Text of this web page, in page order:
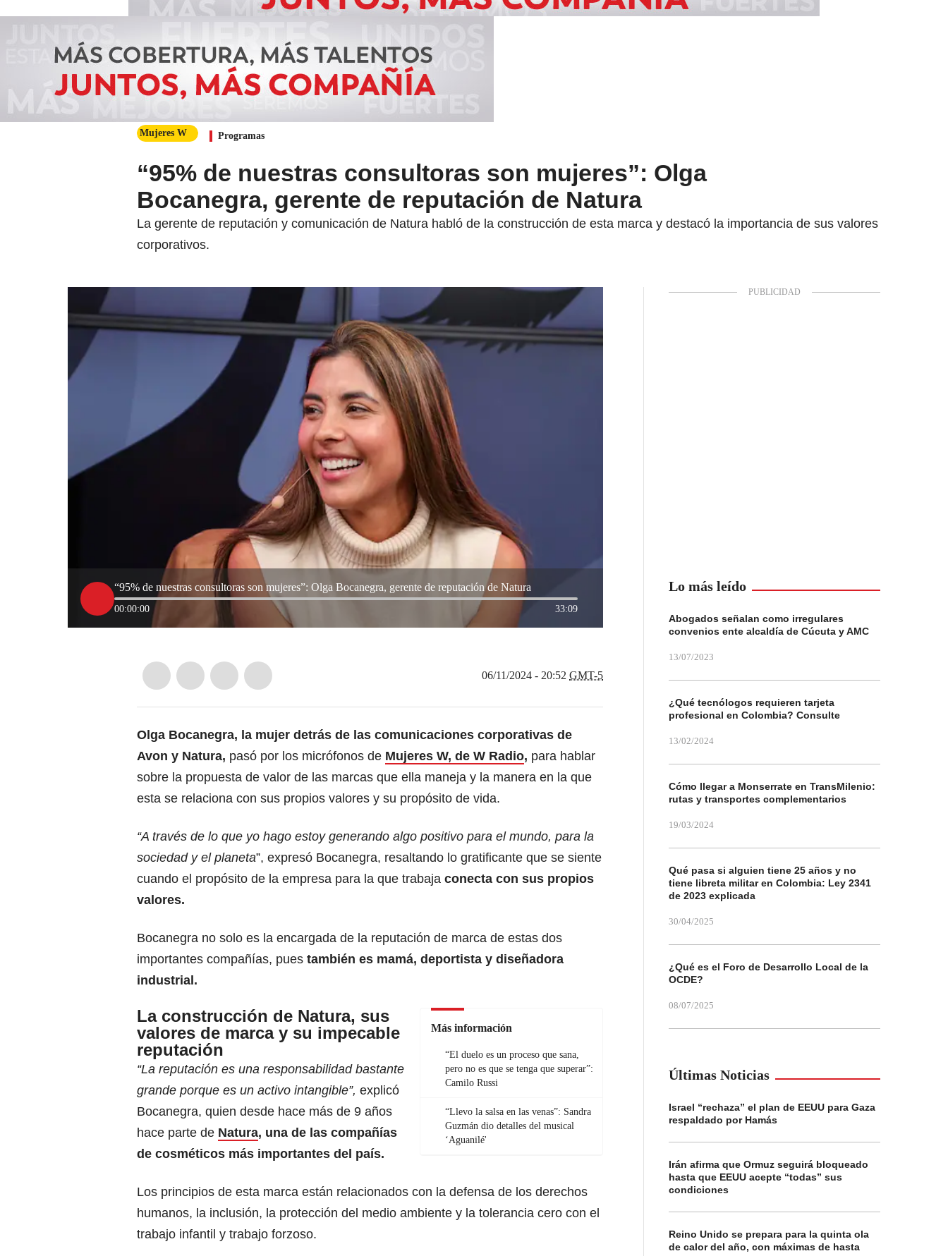
Mujeres W Programas
“95% de nuestras consultoras son mujeres”: Olga
Bocanegra, gerente de reputación de Natura
La gerente de reputación y comunicación de Natura habló de la construcción de esta marca y destacó la importancia de sus valores
corporativos.
“95% de nuestras consultoras son mujeres”: Olga Bocanegra, gerente de reputación de Natura
00:00:00 33:09
06/11/2024 - 20:52 GMT-5
Olga Bocanegra, la mujer detrás de las comunicaciones corporativas de
Avon y Natura, pasó por los micrófonos de Mujeres W, de W Radio, para hablar
sobre la propuesta de valor de las marcas que ella maneja y la manera en la que
esta se relaciona con sus propios valores y su propósito de vida.
“A través de lo que yo hago estoy generando algo positivo para el mundo, para la
sociedad y el planeta”, expresó Bocanegra, resaltando lo gratificante que se siente
cuando el propósito de la empresa para la que trabaja conecta con sus propios
valores.
Bocanegra no solo es la encargada de la reputación de marca de estas dos
importantes compañías, pues también es mamá, deportista y diseñadora
industrial.
Más información
“El duelo es un proceso que sana,
pero no es que se tenga que superar”:
Camilo Russi
“Llevo la salsa en las venas”: Sandra
Guzmán dio detalles del musical
‘Aguanilé'
La construcción de Natura, sus
valores de marca y su impecable
reputación
“La reputación es una responsabilidad bastante
grande porque es un activo intangible”, explicó
Bocanegra, quien desde hace más de 9 años
hace parte de Natura, una de las compañías
de cosméticos más importantes del país.
Los principios de esta marca están relacionados con la defensa de los derechos
humanos, la inclusión, la protección del medio ambiente y la tolerancia cero con el
trabajo infantil y trabajo forzoso.
Lo más leído
Abogados señalan como irregulares
convenios ente alcaldía de Cúcuta y AMC
13/07/2023
¿Qué tecnólogos requieren tarjeta
profesional en Colombia? Consulte
13/02/2024
Cómo llegar a Monserrate en TransMilenio:
rutas y transportes complementarios
19/03/2024
Qué pasa si alguien tiene 25 años y no
tiene libreta militar en Colombia: Ley 2341
de 2023 explicada
30/04/2025
¿Qué es el Foro de Desarrollo Local de la
OCDE?
08/07/2025
Últimas Noticias
Israel “rechaza” el plan de EEUU para Gaza
respaldado por Hamás
Irán afirma que Ormuz seguirá bloqueado
hasta que EEUU acepte “todas” sus
condiciones
Reino Unido se prepara para la quinta ola
de calor del año, con máximas de hasta